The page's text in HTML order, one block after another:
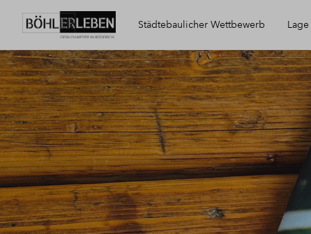
Städtebaulicher Wettbewerb
Siegerentwurf
Lage
Meerbusch-
Düsseldorf
Erreichbarkeit
Grünflächen